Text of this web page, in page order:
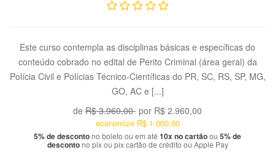
Este curso contempla as disciplinas básicas e específicas do
conteúdo cobrado no edital de Perito Criminal (área geral) da
Polícia Civil e Polícias Técnico-Científicas do PR, SC, RS, SP, MG,
GO, AC e [...]
de R$ 3.960,00 por R$ 2.960,00
economizeR$ 1.000,00
5% de descontono boleto ou em até 10x no cartãoou 5% de
descontono pix ou pix cartão de crédito ou Apple Pay